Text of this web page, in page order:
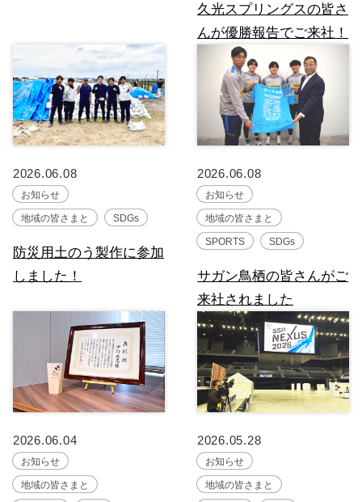
久光スプリングスの皆さ
んが優勝報告でご来社！
2026.06.08
お知らせ
地域の皆さまと SDGs
防災用土のう製作に参加
しました！
2026.06.08
お知らせ
地域の皆さまと
SPORTS SDGs
サガン鳥栖の皆さんがご
来社されました
2026.06.04
お知らせ
地域の皆さまと
2026.05.28
お知らせ
地域の皆さまと